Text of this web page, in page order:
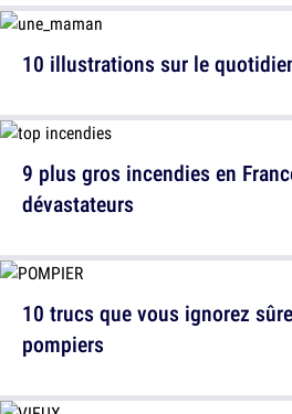
10 illustrations sur le
10 trucs que vous ignorez
pompiers
9 plus gros incendies en
dévastateurs